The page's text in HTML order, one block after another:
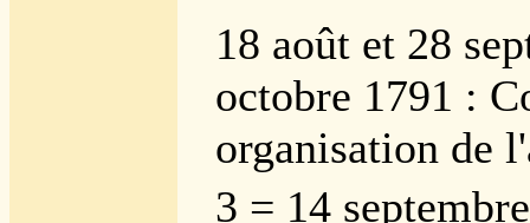
18 août et 28
octobre 1791 :
organisation de
3 = 14